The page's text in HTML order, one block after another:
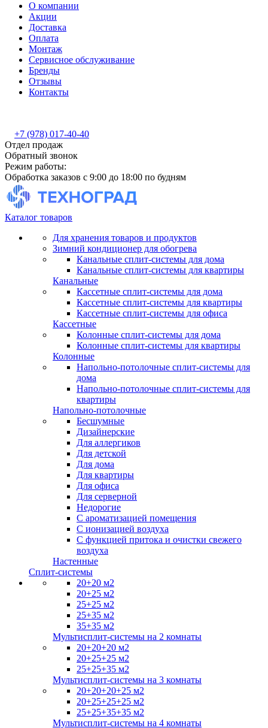
О компании
Акции
Доставка
Оплата
Монтаж
Сервисное обслуживание
Бренды
Отзывы
Контакты
+7 (978) 017-40-40
Отдел продаж
Обратный звонок
Режим работы:
Обработка заказов с 9:00 до 18:00 по будням
Каталог товаров
Для хранения товаров и продуктов
Зимний кондиционер для обогрева
Канальные сплит-системы для дома
Канальные сплит-системы для квартиры
Канальные
Кассетные сплит-системы для дома
Кассетные сплит-системы для квартиры
Кассетные сплит-системы для офиса
Кассетные
Колонные сплит-системы для дома
Колонные сплит-системы для квартиры
Колонные
Напольно-потолочные сплит-системы для
дома
Напольно-потолочные сплит-системы для
квартиры
Напольно-потолочные
Бесшумные
Дизайнерские
Для аллергиков
Для детской
Для дома
Для квартиры
Для офиса
Для серверной
Недорогие
С ароматизацией помещения
С ионизацией воздуха
С функцией притока и очистки свежего
воздуха
Настенные
Сплит-системы
20+20 м2
20+25 м2
25+25 м2
25+35 м2
35+35 м2
Мультисплит-системы на 2 комнаты
20+20+20 м2
20+25+25 м2
25+25+35 м2
Мультисплит-системы на 3 комнаты
20+20+20+25 м2
20+25+25+25 м2
25+25+35+35 м2
Мультисплит-системы на 4 комнаты